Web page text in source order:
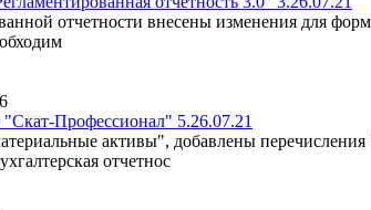
отчетности внесены изменения для
Профессионал" 5.26.07.21
активы", добавлены
отчетнос